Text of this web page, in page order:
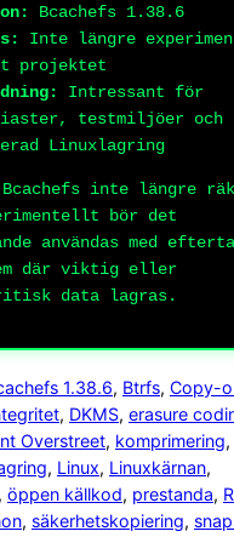
Bcachefs 1.38.6
Inte längre
projektet
Intressant för
testmiljöer och
Linuxlagring
Bcachefs inte längre
bör det
användas med
där viktig eller
data lagras.
1.38.6, Btrfs, Copy-
, DKMS, erasure
Overstreet, komprimering
, Linux, Linuxkärnan
, öppen källkod, prestanda,
, säkerhetskopiering,